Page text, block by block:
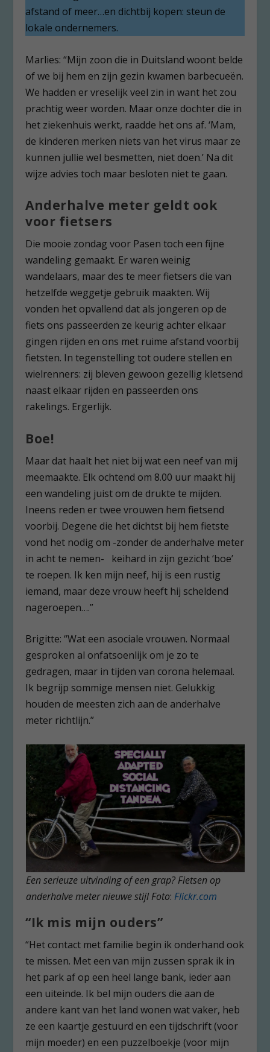
afstand of meer…en dichtbij kopen: steun de
lokale ondernemers.
Marlies: “Mijn zoon die in Duitsland woont belde
of we bij hem en zijn gezin kwamen barbecueën.
We hadden er vreselijk veel zin in want het zou
prachtig weer worden. Maar onze dochter die in
het ziekenhuis werkt, raadde het ons af. ‘Mam,
de kinderen merken niets van het virus maar ze
kunnen jullie wel besmetten, niet doen.’ Na dit
wijze advies toch maar besloten niet te gaan.
Anderhalve meter geldt ook
voor fietsers
Die mooie zondag voor Pasen toch een fijne
wandeling gemaakt. Er waren weinig
wandelaars, maar des te meer fietsers die van
hetzelfde weggetje gebruik maakten. Wij
vonden het opvallend dat als jongeren op de
fiets ons passeerden ze keurig achter elkaar
gingen rijden en ons met ruime afstand voorbij
fietsten. In tegenstelling tot oudere stellen en
wielrenners: zij bleven gewoon gezellig kletsend
naast elkaar rijden en passeerden ons
rakelings. Ergerlijk.
Boe!
Maar dat haalt het niet bij wat een neef van mij
meemaakte. Elk ochtend om 8.00 uur maakt hij
een wandeling juist om de drukte te mijden.
Ineens reden er twee vrouwen hem fietsend
voorbij. Degene die het dichtst bij hem fietste
vond het nodig om -zonder de anderhalve meter
in acht te nemen- keihard in zijn gezicht ‘boe’
te roepen. Ik ken mijn neef, hij is een rustig
iemand, maar deze vrouw heeft hij scheldend
nageroepen….”
Brigitte: “Wat een asociale vrouwen. Normaal
gesproken al onfatsoenlijk om je zo te
gedragen, maar in tijden van corona helemaal.
Ik begrijp sommige mensen niet. Gelukkig
houden de meesten zich aan de anderhalve
meter richtlijn.”
Een serieuze uitvinding of een grap? Fietsen op
anderhalve meter nieuwe stijl Foto: Flickr.com
“Ik mis mijn ouders”
“Het contact met familie begin ik onderhand ook
te missen. Met een van mijn zussen sprak ik in
het park af op een heel lange bank, ieder aan
een uiteinde. Ik bel mijn ouders die aan de
andere kant van het land wonen wat vaker, heb
ze een kaartje gestuurd en een tijdschrift (voor
mijn moeder) en een puzzelboekje (voor mijn